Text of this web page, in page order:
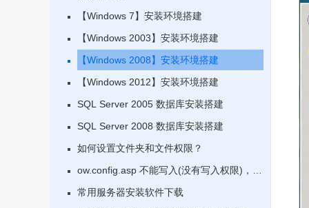
【Windows 7】安装环境搭建
【Windows 2003】安装环境搭建
【Windows 2008】安装环境搭建
【Windows 2012】安装环境搭建
SQL Server 2005 数据库安装搭建
SQL Server 2008 数据库安装搭建
如何设置文件夹和文件权限？
ow.config.asp 不能写入(没有写入权限)，怎
么设置？
常用服务器安装软件下载